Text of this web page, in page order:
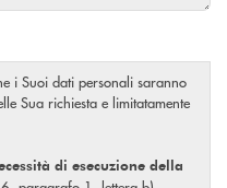
i Suoi dati personali saranno
Sua richiesta e limitatamente
di esecuzione della